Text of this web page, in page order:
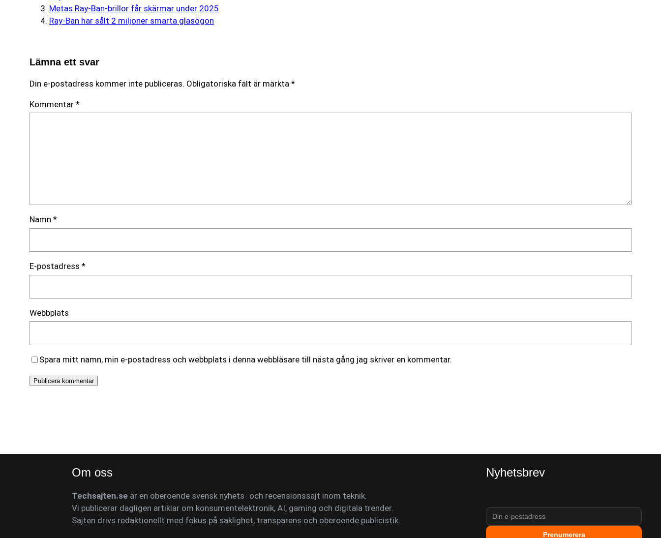
Metas Ray-Ban-brillor får skärmar under 2025
Ray-Ban har sålt 2 miljoner smarta glasögon
Lämna ett svar
Din e-postadress kommer inte publiceras. Obligatoriska fält är märkta *
Kommentar *
Namn *
E-postadress *
Webbplats
Spara mitt namn, min e-postadress och webbplats i denna webbläsare till nästa gång jag skriver en kommentar.
Om oss
Techsajten.seär en oberoende svensk nyhets- och recensionssajt inom teknik.
Vi publicerar dagligen artiklar om konsumentelektronik, AI, gaming och digitala trender.
Sajten drivs redaktionellt med fokus på saklighet, transparens och oberoende publicistik.
Nyhetsbrev
Prenumerera